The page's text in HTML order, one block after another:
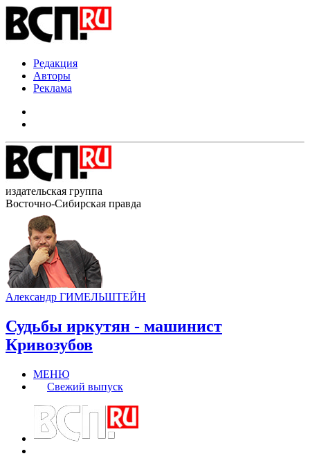
Редакция
Авторы
Реклама
издательская группа
Восточно-Сибирская правда
Александр ГИМЕЛЬШТЕЙН
Судьбы иркутян - машинист
Кривозубов
МЕНЮ
Свежий выпуск